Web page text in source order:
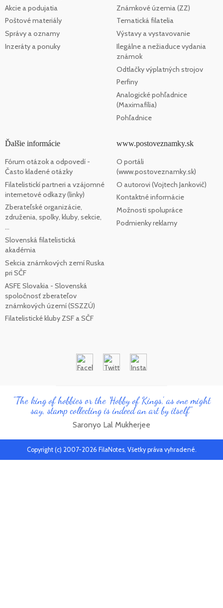
Akcie a podujatia
Poštové materiály
Správy a oznamy
Inzeráty a ponuky
Známkové územia (ZZ)
Tematická filatelia
Výstavy a vystavovanie
Ilegálne a nežiaduce vydania
známok
Odtlačky výplatných strojov
Perfiny
Analogické pohľadnice
(Maximafília)
Pohľadnice
Ďalšie informácie
Fórum otázok a odpovedí -
Často kladené otázky
Filatelistickí partneri a vzájomné
internetové odkazy (linky)
Zberateľské organizácie,
združenia, spolky, kluby, sekcie,
...
Slovenská filatelistická
akadémia
Sekcia známkových zemí Ruska
pri SČF
ASFE Slovakia - Slovenská
spoločnosť zberateľov
známkových území (SSZZÚ)
Filatelistické kluby ZSF a SČF
www.postoveznamky.sk
O portáli
(www.postoveznamky.sk)
O autorovi (Vojtech Jankovič)
Kontaktné informácie
Možnosti spolupráce
Podmienky reklamy
"The king of hobbies or the 'Hobby of Kings', as one might
say, stamp collecting is indeed an art by itself"
Saronyo Lal Mukherjee
Copyright (c) 2007-2026 FilaNotes, Všetky práva vyhradené.